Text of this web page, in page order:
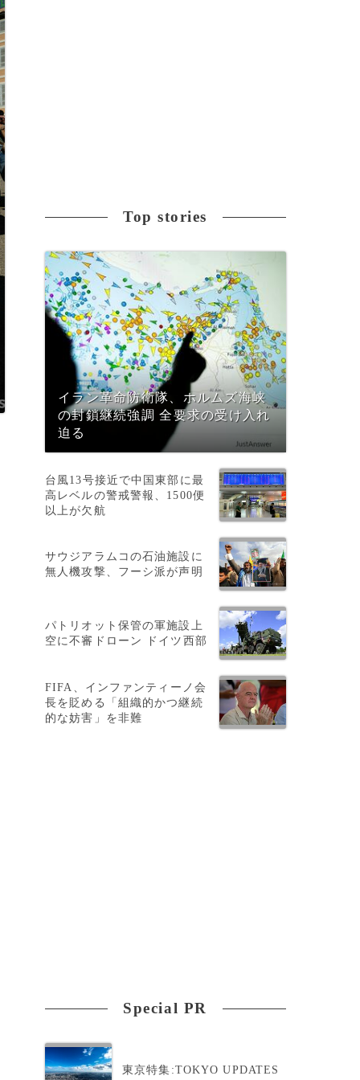
Top stories
イラン革命防衛隊、ホルムズ海峡
の封鎖継続強調 全要求の受け入れ
迫る
台風13号接近で中国東部に最
高レベルの警戒警報、1500便
以上が欠航
サウジアラムコの石油施設に
無人機攻撃、フーシ派が声明
パトリオット保管の軍施設上
空に不審ドローン ドイツ西部
FIFA、インファンティーノ会
長を貶める「組織的かつ継続
的な妨害」を非難
Special PR
東京特集:TOKYO UPDATES